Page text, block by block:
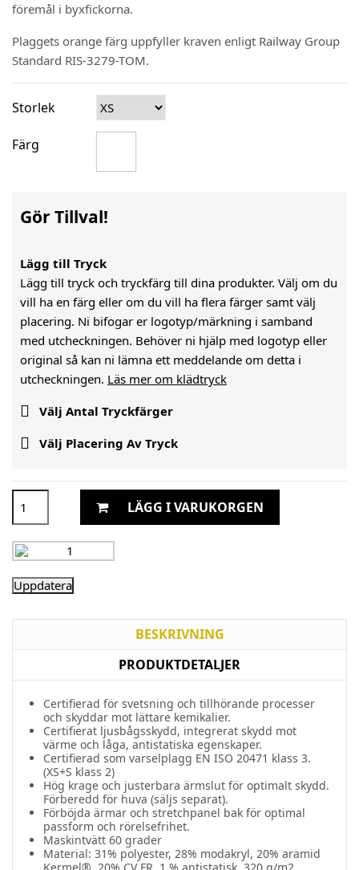
föremål i byxfickorna.
Plaggets orange färg uppfyller kraven enligt Railway Group
Standard RIS-3279-TOM.
Storlek
Färg
Gör Tillval!
Lägg till Tryck
Lägg till tryck och tryckfärg till dina produkter. Välj om du
vill ha en färg eller om du vill ha flera färger samt välj
placering. Ni bifogar er logotyp/märkning i samband
med utcheckningen. Behöver ni hjälp med logotyp eller
original så kan ni lämna ett meddelande om detta i
utcheckningen. Läs mer om klädtryck
 Välj Antal Tryckfärger
 Välj Placering Av Tryck
LÄGG I VARUKORGEN
BESKRIVNING
PRODUKTDETALJER
Certifierad för svetsning och tillhörande processer
och skyddar mot lättare kemikalier.
Certifierat ljusbågsskydd, integrerat skydd mot
värme och låga, antistatiska egenskaper.
Certifierad som varselplagg EN ISO 20471 klass 3.
(XS+S klass 2)
Hög krage och justerbara ärmslut för optimalt skydd.
Förberedd för huva (säljs separat).
Förböjda ärmar och stretchpanel bak för optimal
passform och rörelsefrihet.
Maskintvätt 60 grader
Material: 31% polyester, 28% modakryl, 20% aramid